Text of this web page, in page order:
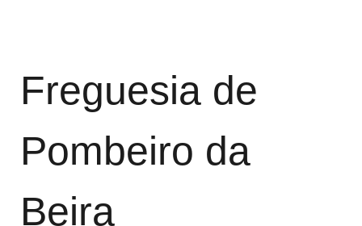
Freguesia de
Pombeiro da
Beira